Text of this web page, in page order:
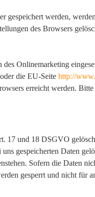
gespeichert werden,
des Browsers
Onlinemarketing
oder die EU-Seite http://
erreicht werden.
17 und 18 DSGVO
gespeicherten Daten
Sofern die Daten
gesperrt und nicht für